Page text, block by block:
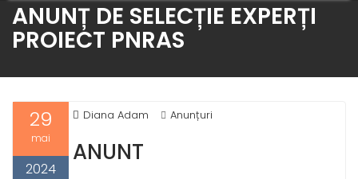
ANUNȚ DE SELECȚIE EXPERȚI
PROIECT PNRAS
29
mai
2024
Diana Adam Anunțuri
ANUNT